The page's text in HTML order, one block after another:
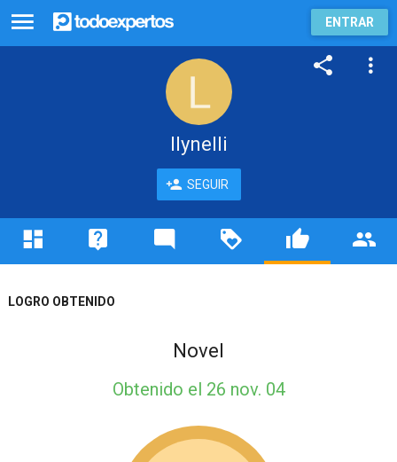
ENTRAR
llynelli
SEGUIR
LOGRO OBTENIDO
Novel
Obtenido el 26 nov. 04